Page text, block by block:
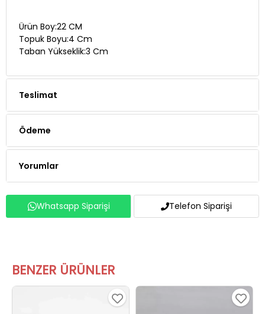
Ürün Boy:22 CM
Topuk Boyu:4 Cm
Taban Yükseklik:3 Cm
Teslimat
Ödeme
Yorumlar
Whatsapp Siparişi Telefon Siparişi
BENZER ÜRÜNLER